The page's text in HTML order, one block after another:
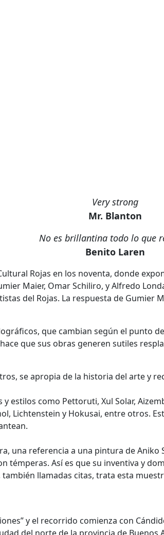
Very strong
Mr. Blanton
No es brillantina todo lo que
Benito Laren
Rojas en los noventa, donde
Maier, Omar Schiliro, y Alfredo
del Rojas. La respuesta de Gumier
que cambian según el punto
que sus obras generen sutiles
se apropia de la historia del arte y
como Pettoruti, Xul Solar,
Lichtenstein y Hokusai, entre otros.
una referencia a una pintura de Aniko
témperas. Así es que su inventiva y
llamadas citas, trata esta
y el recorrido comienza con